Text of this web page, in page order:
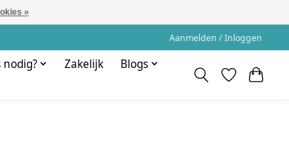
Aanmelden / Inloggen
nodig? Zakelijk
Blogs
»